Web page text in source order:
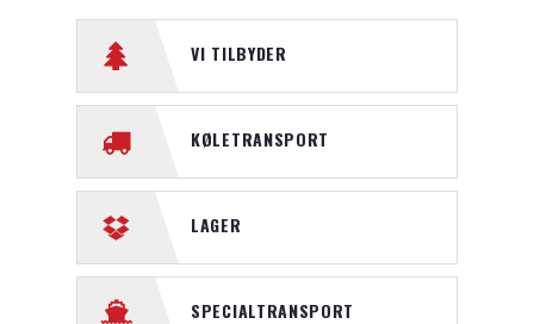
VI TILBYDER
KØLETRANSPORT
LAGER
SPECIALTRANSPORT